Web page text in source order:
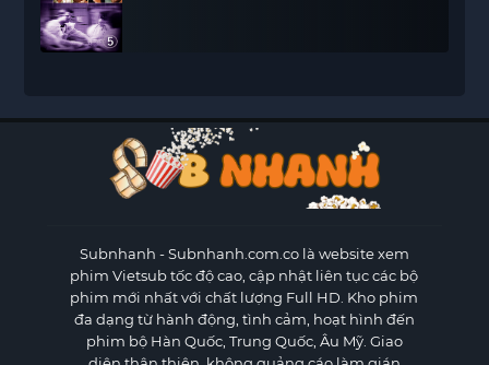
Subnhanh - Subnhanh.com.co là website xem
phim Vietsub tốc độ cao, cập nhật liên tục các bộ
phim mới nhất với chất lượng Full HD. Kho phim
đa dạng từ hành động, tình cảm, hoạt hình đến
phim bộ Hàn Quốc, Trung Quốc, Âu Mỹ. Giao